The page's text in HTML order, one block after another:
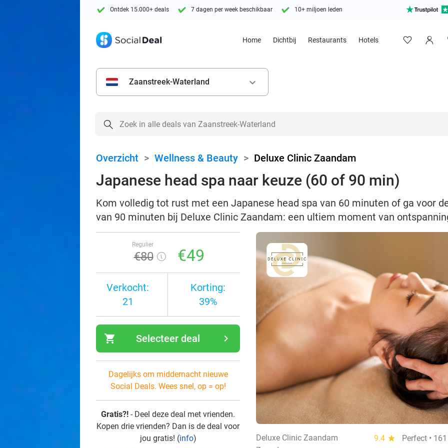
Ontdek 15.000+ deals 7 dagen per week beschikbaar 10+ miljoen leden
Home Dichtbij Restaurants Hotels
Zaanstreek-Waterland keyboard_arrow_down
Overzicht > Wellness & Beauty > Deluxe Clinic Zaandam
Japanese head spa naar keuze (60 of 90 min)
Kom volledig tot rust met een Japanese head spa van 60 minuten of ga voor
van 90 minuten bij Deluxe Clinic Zaandam: een ultiem moment van
Regulier
€80 €49
Verkocht:
21
Korting:
39%
shopping_cart navigate_next
Selecteer deal
Dagelijks om middernacht nieuwe
Social Deals. Wees snel, op = op!
Gratis?! - Deel deze deal met vrienden.
Kopen drie vrienden? Dan is de deal voor
jou gratis! (info) Deluxe Clinic Zaandam 9.4 star
Perfect •